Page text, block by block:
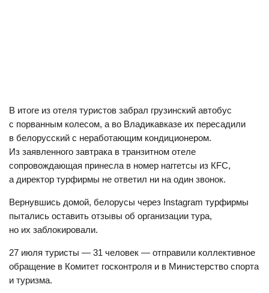
В итоге из отеля туристов забрал грузинский автобус
с порванным колесом, а во Владикавказе их пересадили
в белорусский с неработающим кондиционером.
Из заявленного завтрака в транзитном отеле
сопровождающая принесла в номер наггетсы из КFC,
а директор турфирмы не ответил ни на один звонок.
Вернувшись домой, белорусы через Instagram турфирмы
пытались оставить отзывы об организации тура,
но их заблокировали.
27 июля туристы — 31 человек — отправили коллективное
обращение в Комитет госконтроля и в Министерство спорта
и туризма.